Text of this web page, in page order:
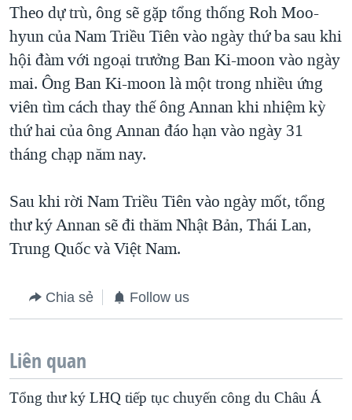
SỨC KHOẺ
VĂN HOÁ
THỂ THAO
GIÁO DỤC
TRỊNH VĨNH BÌNH - NGƯỜI HẠ 'BÊN THẮNG CUỘC'
GROUND ZERO – XƯA VÀ NAY
CHI PHÍ CHIẾN TRANH AFGHANISTAN
CÁC GIÁ TRỊ CỘNG HÒA Ở VIỆT NAM
THƯỢNG ĐỈNH TRUMP-KIM TẠI VIỆT NAM
TRỊNH VĨNH BÌNH VS. CHÍNH PHỦ VIỆT NAM
NGƯ DÂN VIỆT VÀ LÀN SÓNG TRỘM HẢI SÂM
BÊN KIA QUỐC LỘ: TIẾNG VỌNG TỪ NÔNG THÔN MỸ
QUAN HỆ VIỆT MỸ
Ngôn ngữ khác
Theo dự trù, ông sẽ gặp tổng thống Roh Moo-
hyun của Nam Triều Tiên vào ngày thứ ba sau khi
hội đàm với ngoại trưởng Ban Ki-moon vào ngày
mai. Ông Ban Ki-moon là một trong nhiều ứng
viên tìm cách thay thế ông Annan khi nhiệm kỳ
thứ hai của ông Annan đáo hạn vào ngày 31
tháng chạp năm nay.
Sau khi rời Nam Triều Tiên vào ngày mốt, tổng
thư ký Annan sẽ đi thăm Nhật Bản, Thái Lan,
Trung Quốc và Việt Nam.
Chia sẻ Follow us
Liên quan
Tổng thư ký LHQ tiếp tục chuyến công du Châu Á